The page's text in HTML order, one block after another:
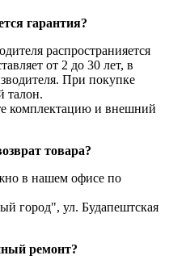
гарантия?
распространияется
от 2 до 30 лет, в
При покупке
талон.
комплектацию и внешний
товара?
в нашем офисе по
город", ул. Будапештская
ремонт?